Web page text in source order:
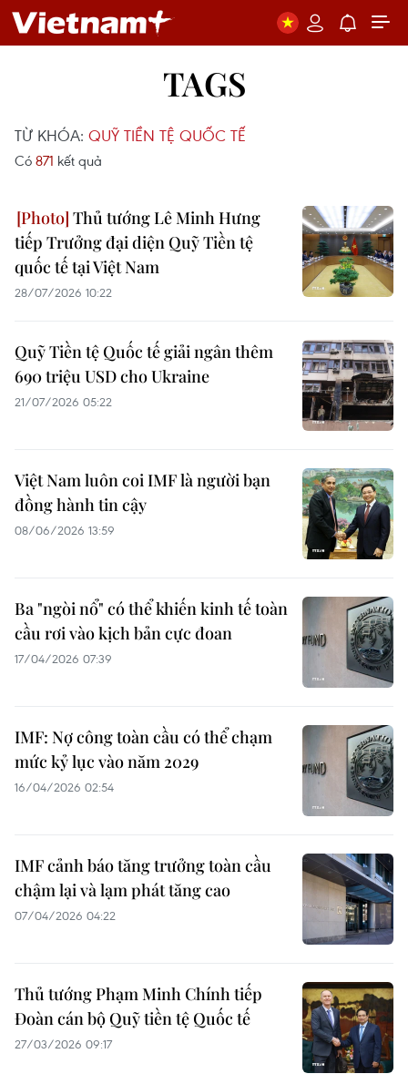
TAGS
TỪ KHÓA: QUỸ TIỀN TỆ QUỐC TẾ
Có 871 kết quả
Thủ tướng Lê Minh Hưng
tiếp Trưởng đại diện Quỹ Tiền tệ
quốc tế tại Việt Nam
28/07/2026 10:22
Quỹ Tiền tệ Quốc tế giải ngân thêm
690 triệu USD cho Ukraine
21/07/2026 05:22
Việt Nam luôn coi IMF là người bạn
đồng hành tin cậy
08/06/2026 13:59
Ba "ngòi nổ" có thể khiến kinh tế toàn
cầu rơi vào kịch bản cực đoan
17/04/2026 07:39
IMF: Nợ công toàn cầu có thể chạm
mức kỷ lục vào năm 2029
16/04/2026 02:54
IMF cảnh báo tăng trưởng toàn cầu
chậm lại và lạm phát tăng cao
07/04/2026 04:22
Thủ tướng Phạm Minh Chính tiếp
Đoàn cán bộ Quỹ tiền tệ Quốc tế
27/03/2026 09:17